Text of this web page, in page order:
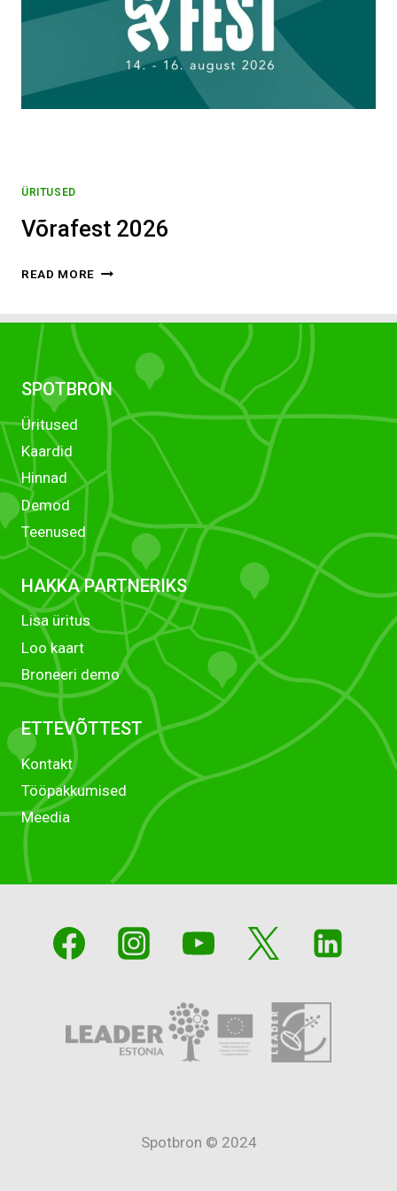
ÜRITUSED
Võrafest 2026
READ MORE VÕRAFEST
SPOTBRON
Üritused
Kaardid
Hinnad
Demod
Teenused
HAKKA PARTNERIKS
Lisa üritus
Loo kaart
Broneeri demo
ETTEVÕTTEST
Kontakt
Tööpakkumised
Meedia
Spotbron © 2024